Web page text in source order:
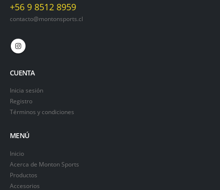
+56 9 8512 8959
contacto@montonsports.cl
CUENTA
Inicia sesión
Registro
Términos y condiciones
MENÚ
Inicio
Acerca de Monton Sports
Productos
Accesorios